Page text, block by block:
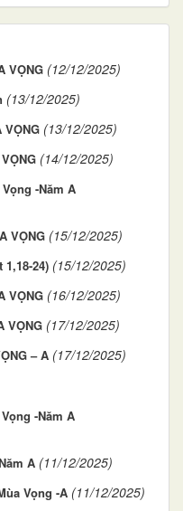
VỌNG (12/12/2025)
(13/12/2025)
VỌNG (13/12/2025)
(14/12/2025)
-Năm A
VỌNG (15/12/2025)
24) (15/12/2025)
VỌNG (16/12/2025)
VỌNG (17/12/2025)
– A (17/12/2025)
-Năm A
A (11/12/2025)
Vọng -A (11/12/2025)